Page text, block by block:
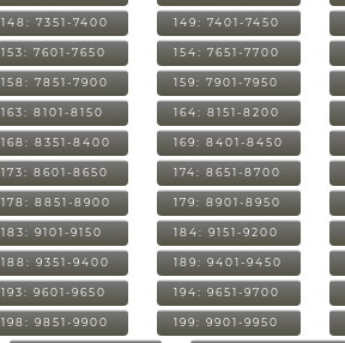
148: 7351-7400 149: 7401-7450
153: 7601-7650 154: 7651-7700
158: 7851-7900 159: 7901-7950
163: 8101-8150 164: 8151-8200
168: 8351-8400 169: 8401-8450
173: 8601-8650 174: 8651-8700
178: 8851-8900 179: 8901-8950
183: 9101-9150 184: 9151-9200
188: 9351-9400 189: 9401-9450
193: 9601-9650 194: 9651-9700
198: 9851-9900 199: 9901-9950